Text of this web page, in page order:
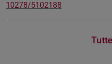
10278/5102188